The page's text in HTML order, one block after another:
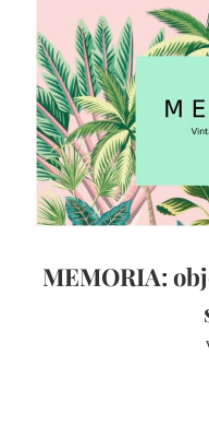
MEMORIA: